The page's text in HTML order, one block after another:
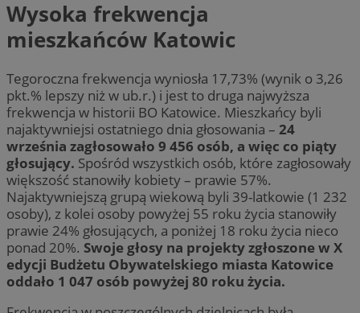
Wysoka frekwencja
mieszkańców Katowic
Tegoroczna frekwencja wyniosła 17,73% (wynik o 3,26
pkt.% lepszy niż w ub.r.) i jest to druga najwyższa
frekwencja w historii BO Katowice. Mieszkańcy byli
najaktywniejsi ostatniego dnia głosowania – 24
września zagłosowało 9 456 osób, a więc co piąty
głosujący. Spośród wszystkich osób, które zagłosowały
większość stanowiły kobiety – prawie 57%.
Najaktywniejszą grupą wiekową byli 39-latkowie (1 232
osoby), z kolei osoby powyżej 55 roku życia stanowiły
prawie 24% głosujących, a poniżej 18 roku życia nieco
ponad 20%. Swoje głosy na projekty zgłoszone w X
edycji Budżetu Obywatelskiego miasta Katowice
oddało 1 047 osób powyżej 80 roku życia.